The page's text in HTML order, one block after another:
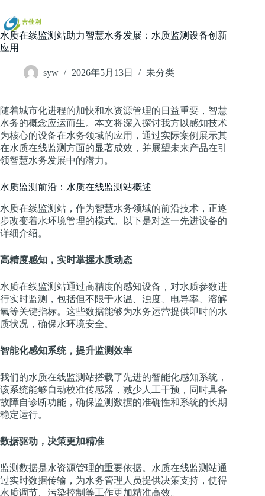
过
内
容
水质在线监测站助力智慧水务发展：水质监测设备创新
应用
syw 2026年5月13日 未分类
随着城市化进程的加快和水资源管理的日益重要，智慧
水务的概念应运而生。本文将深入探讨我方以感知技术
为核心的设备在水务领域的应用，通过实际案例展示其
在水质在线监测方面的显著成效，并展望未来产品在引
领智慧水务发展中的潜力。
水质监测前沿：水质在线监测站概述
水质在线监测站，作为智慧水务领域的前沿技术，正逐
步改变着水环境管理的模式。以下是对这一先进设备的
详细介绍。
高精度感知，实时掌握水质动态
水质在线监测站通过高精度的感知设备，对水质参数进
行实时监测，包括但不限于水温、浊度、电导率、溶解
氧等关键指标。这些数据能够为水务运营提供即时的水
质状况，确保水环境安全。
智能化感知系统，提升监测效率
我们的水质在线监测站搭载了先进的智能化感知系统，
该系统能够自动校准传感器，减少人工干预，同时具备
故障自诊断功能，确保监测数据的准确性和系统的长期
稳定运行。
数据驱动，决策更加精准
监测数据是水资源管理的重要依据。水质在线监测站通
过实时数据传输，为水务管理人员提供决策支持，使得
水质调节、污染控制等工作更加精准高效。